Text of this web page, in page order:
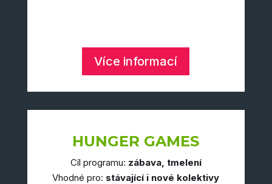
Více informací
HUNGER GAMES
Cíl programu: zábava, tmelení
Vhodné pro: stávající i nové kolektivy